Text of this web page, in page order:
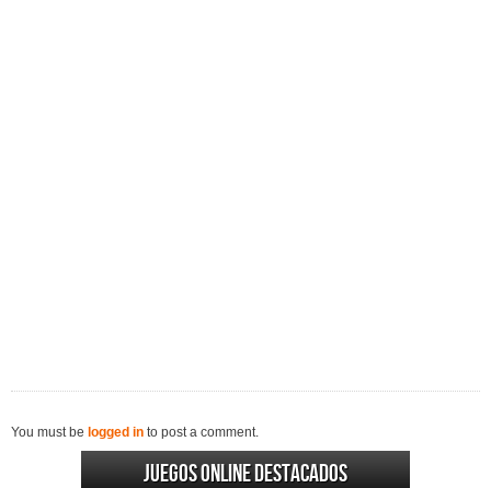
You must be logged in to post a comment.
Juegos online destacados